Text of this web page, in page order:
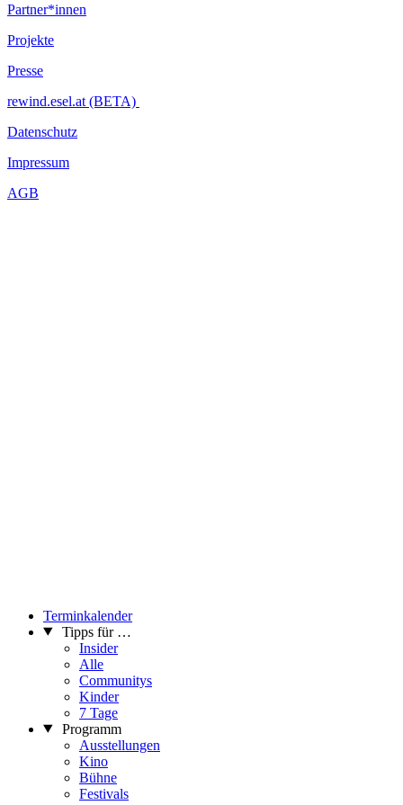
Partner*innen
Projekte
Presse
rewind.esel.at (BETA)
Datenschutz
Impressum
AGB
Terminkalender
Tipps für …
Insider
Alle
Communitys
Kinder
7 Tage
Programm
Ausstellungen
Kino
Bühne
Festivals